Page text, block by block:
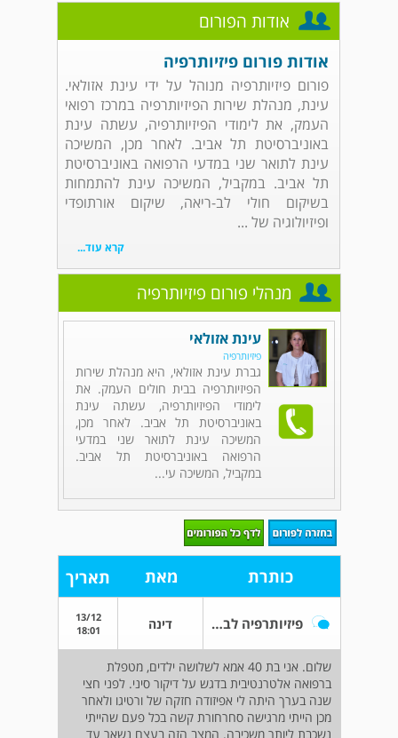
אודות הפורום
אודות פורום פיזיותרפיה
פורום פיזיותרפיה מנוהל על ידי עינת אזולאי.
עינת, מנהלת שירות הפיזיותרפיה במרכז רפואי
העמק, את לימודי הפיזיותרפיה, עשתה עינת
באוניברסיטת תל אביב. לאחר מכן, המשיכה
עינת לתואר שני במדעי הרפואה באוניברסיטת
תל אביב. במקביל, המשיכה עינת להתמחות
בשיקום חולי לב-ריאה, שיקום אורתופדי
ופיזיולוגיה של ...
קרא עוד...
מנהלי פורום פיזיותרפיה
עינת אזולאי
פיזיותרפיה
גברת עינת אזולאי, היא מנהלת שירות
הפיזיותרפיה בבית חולים העמק. את
לימודי הפיזיותרפיה, עשתה עינת
באוניברסיטת תל אביב. לאחר מכן,
המשיכה עינת לתואר שני במדעי
הרפואה באוניברסיטת תל אביב.
במקביל, המשיכה עי...
כותרת מאת תאריך
פיזיותרפיה לבעיה של ורטיגו דינה
13/12
18:01
שלום. אני בת 40 אמא לשלושה ילדים, מטפלת
ברפואה אלטרנטיבית בדגש על דיקור סיני. לפני חצי
שנה בערך היתה לי אפיזודה חזקה של ורטיגו ולאחר
מכן הייתי מרגישה סחרחורת קשה בכל פעם שהייתי
נשכבת ליותר משכיבה. המצב הזה בעצם נשאר עד